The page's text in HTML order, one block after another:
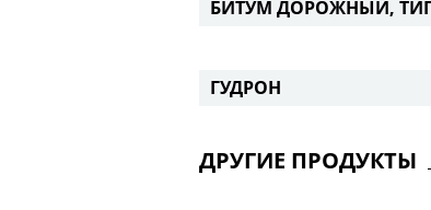
БИТУМ ДОРОЖНЫЙ, ТИП
ГУДРОН
ДРУГИЕ ПРОДУКТЫ